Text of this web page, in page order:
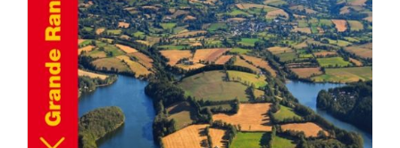
AJOUTER AU PANIER / DÉTAILS